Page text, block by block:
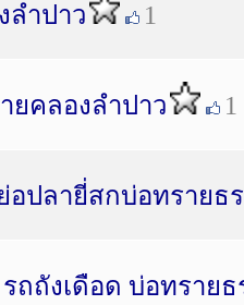
ลำปาว 1
ยคลองลำปาว 1
อปลายี่สกบ่อทราย
ถถังเดือด บ่อทราย